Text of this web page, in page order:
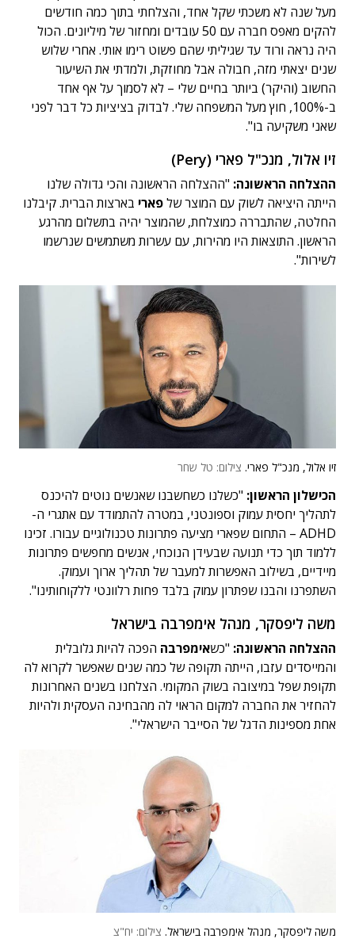
מעל שנה לא משכתי שקל אחד, והצלחתי בתוך כמה חודשים
להקים מאפס חברה עם 50 עובדים ומחזור של מיליונים. הכול
היה נראה ורוד עד שגיליתי שהם פשוט רימו אותי. אחרי שלוש
שנים יצאתי מזה, חבולה אבל מחוזקת, ולמדתי את השיעור
החשוב (והיקר) ביותר בחיים שלי – לא לסמוך על אף אחד
ב-100%, חוץ מעל המשפחה שלי. לבדוק בציציות כל דבר לפני
שאני משקיעה בו".
זיו אלול, מנכ"ל פארי (Pery)
ההצלחה הראשונה: "ההצלחה הראשונה והכי גדולה שלנו
הייתה היציאה לשוק עם המוצר שלפארי בארצות הברית. קיבלנו
החלטה, שהתבררה כמוצלחת, שהמוצר יהיה בתשלום מהרגע
הראשון. התוצאות היו מהירות, עם עשרות משתמשים שנרשמו
לשירות".
זיו אלול, מנכ"ל פארי. צילום: טל שחר
הכישלון הראשון: "כשלנו כשחשבנו שאנשים נוטים להיכנס
לתהליך יחסית עמוק וספונטני, במטרה להתמודד עם אתגרי ה-
ADHD – התחום שפארי מציעה פתרונות טכנולוגיים עבורו. זכינו
ללמוד תוך כדי תנועה שבעידן הנוכחי, אנשים מחפשים פתרונות
מיידיים, בשילוב האפשרות למעבר של תהליך ארוך ועמוק.
השתפרנו והבנו שפתרון עמוק בלבד פחות רלוונטי ללקוחותינו".
משה ליפסקר, מנהל אימפרבה בישראל
ההצלחה הראשונה: "כשאימפרבה הפכה להיות גלובלית
והמייסדים עזבו, הייתה תקופה של כמה שנים שאפשר לקרוא לה
תקופת שפל במיצובה בשוק המקומי. הצלחנו בשנים האחרונות
להחזיר את החברה למקום הראוי לה מהבחינה העסקית ולהיות
אחת מספינות הדגל של הסייבר הישראלי".
משה ליפסקר, מנהל אימפרבה בישראל. צילום: יח"צ